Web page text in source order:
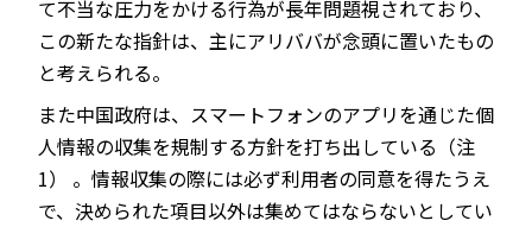
て不当な圧力をかける行為が長年問題視されており、
この新たな指針は、主にアリババが念頭に置いたもの
と考えられる。
また中国政府は、スマートフォンのアプリを通じた個
人情報の収集を規制する方針を打ち出している（注
1） 。情報収集の際には必ず利用者の同意を得たうえ
で、決められた項目以外は集めてはならないとしてい